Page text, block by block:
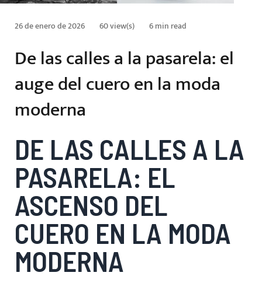
26 de enero de 2026 60 view(s) 6 min read
De las calles a la pasarela: el
auge del cuero en la moda
moderna
DE LAS CALLES A LA
PASARELA: EL
ASCENSO DEL
CUERO EN LA MODA
MODERNA